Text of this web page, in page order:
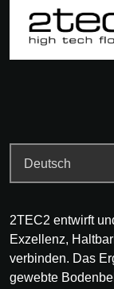
2TEC2 entwirft
Exzellenz,
verbinden. Das
gewebte